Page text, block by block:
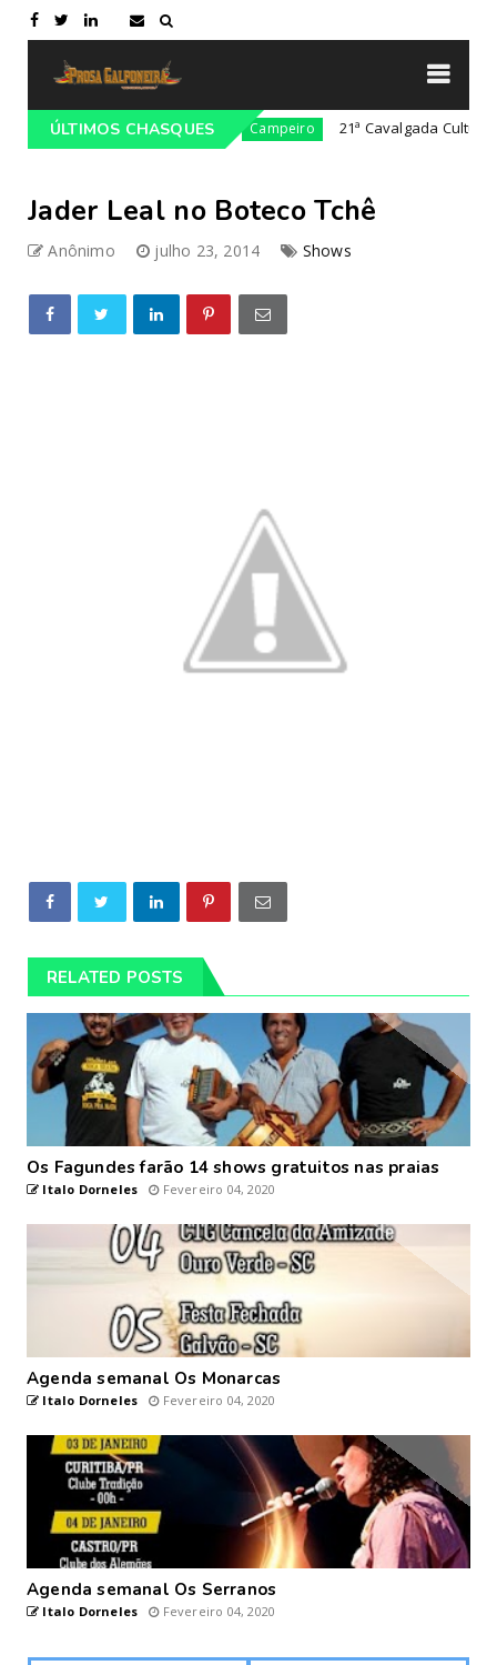
ÚLTIMOS CHASQUES
em Lajeado-RS Campeiro 21ª Cavalgada Cultural da
Jader Leal no Boteco Tchê
Anônimo julho 23, 2014 Shows
RELATED POSTS
Os Fagundes farão 14 shows gratuitos nas praias
Italo Dorneles Fevereiro 04, 2020
Agenda semanal Os Monarcas
Italo Dorneles Fevereiro 04, 2020
Agenda semanal Os Serranos
Italo Dorneles Fevereiro 04, 2020